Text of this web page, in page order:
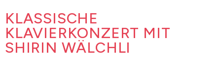
KLASSISCHE
KLAVIERKONZERT MIT
SHIRIN WÄLCHLI